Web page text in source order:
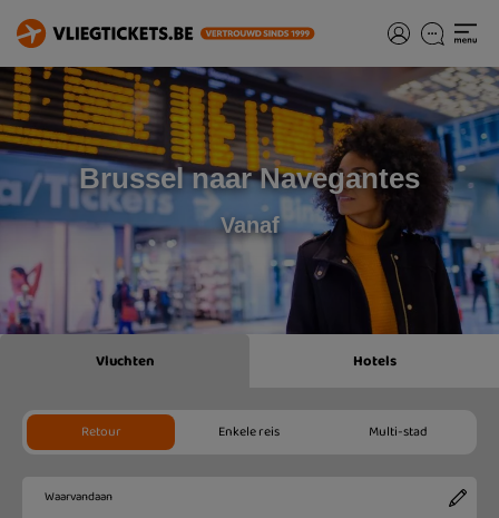
Brussel naar Navegantes
Vanaf